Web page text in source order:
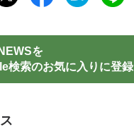
を
検索のお気に入りに登録